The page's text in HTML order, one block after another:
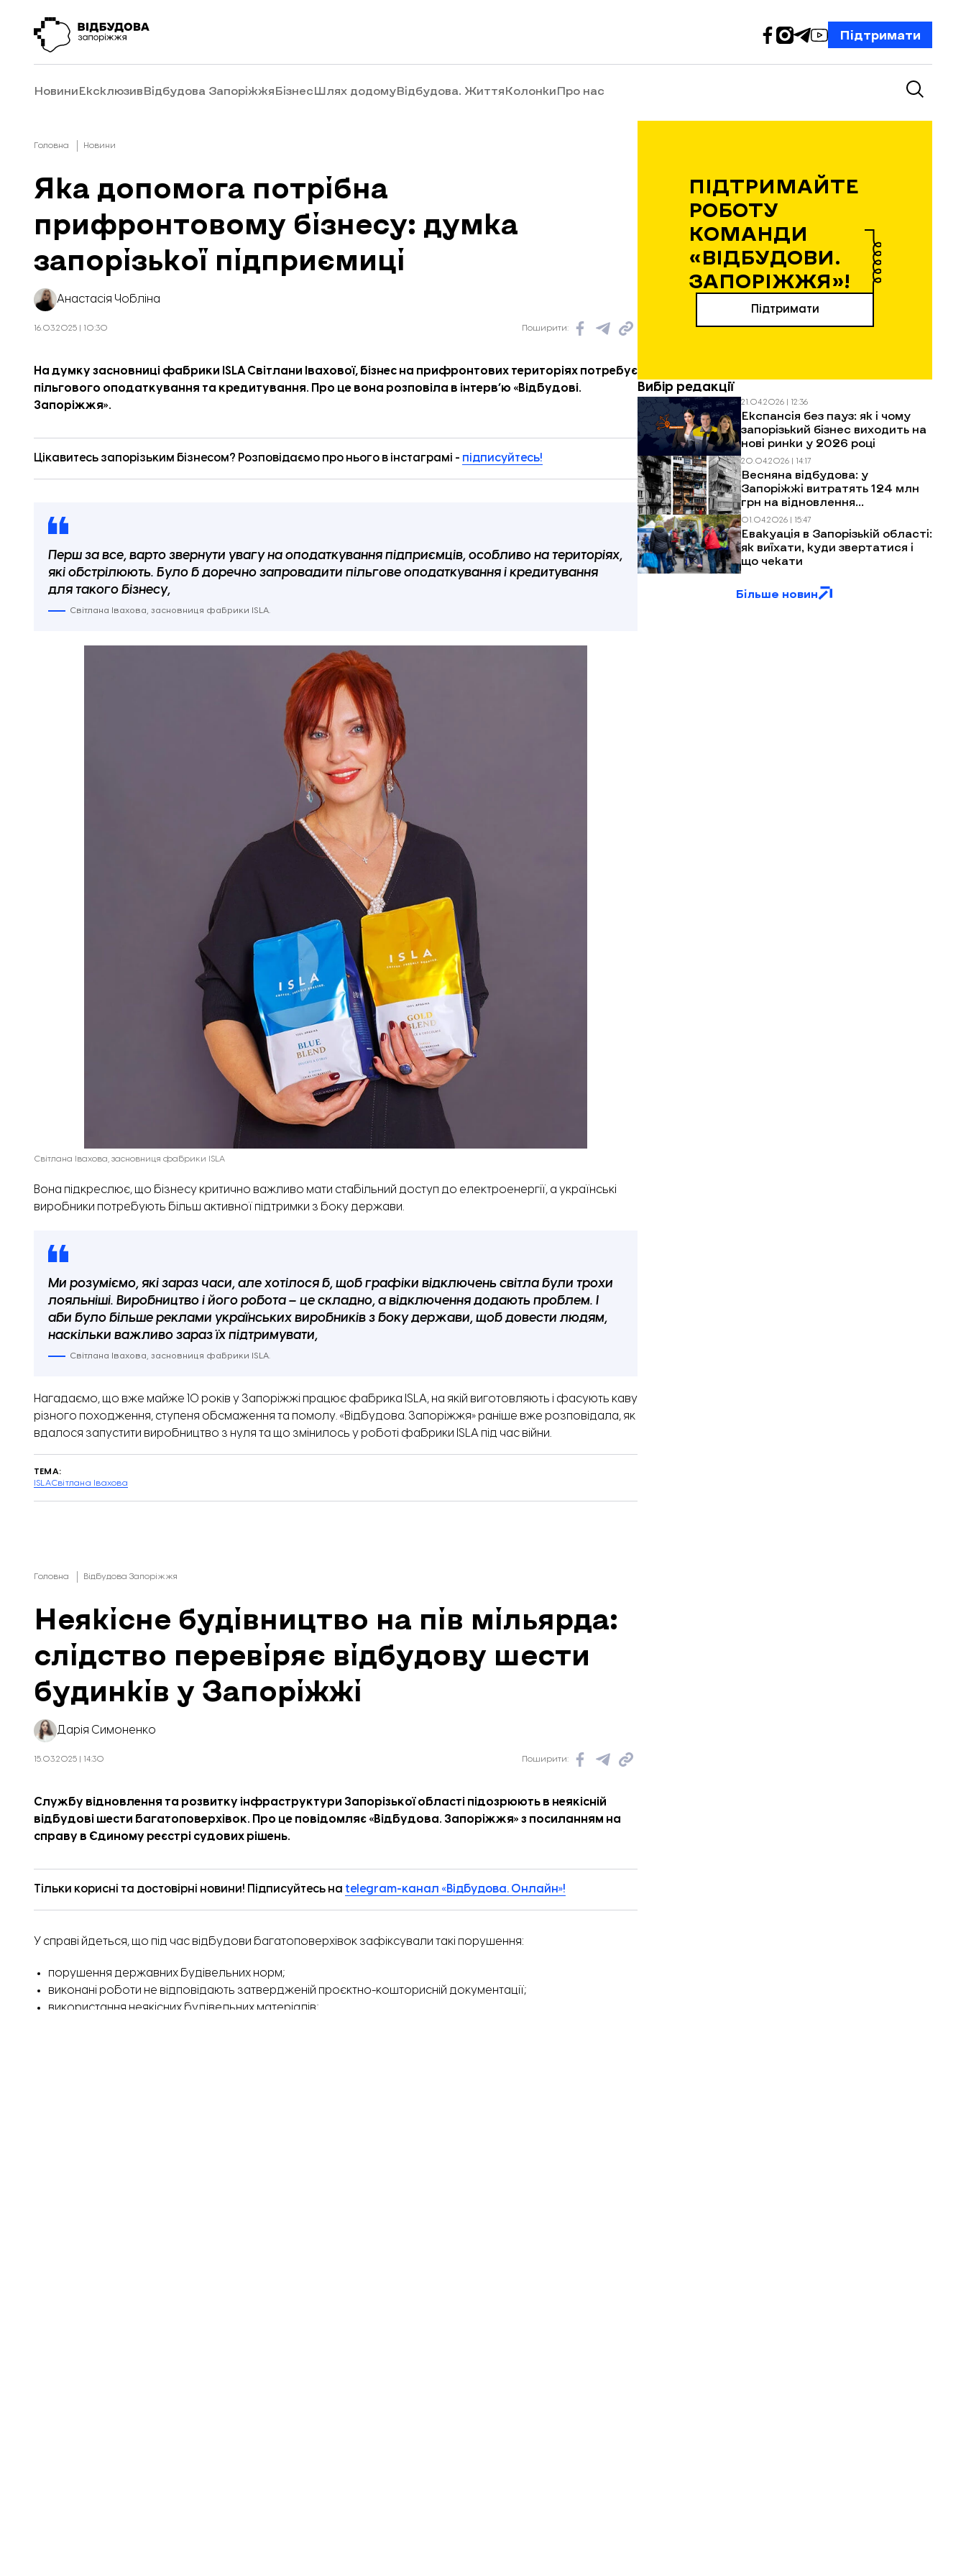
Підтримати
НовиниЕксклюзивВідбудова ЗапоріжжяБізнесШлях додомуВідбудова. ЖиттяКолонкиПро нас
Головна Новини
Яка допомога потрібна
прифронтовому бізнесу: думка
запорізької підприємиці
Анастасія Чобліна
16.03.2025 | 10:30 Поширити:
На думку засновниці фабрики ISLA Світлани Івахової, бізнес на прифронтових територіях потребує
пільгового оподаткування та кредитування. Про це вона розповіла в інтерв’ю «Відбудові.
Запоріжжя».
Цікавитесь запорізьким бізнесом? Розповідаємо про нього в інстаграмі - підписуйтесь!
Перш за все, варто звернути увагу на оподаткування підприємців, особливо на територіях,
які обстрілюють. Було б доречно запровадити пільгове оподаткування і кредитування
для такого бізнесу,
Світлана Івахова, засновниця фабрики ISLA.
Світлана Івахова, засновниця фабрики ISLA
Вона підкреслює, що бізнесу критично важливо мати стабільний доступ до електроенергії, а українські
виробники потребують більш активної підтримки з боку держави.
Ми розуміємо, які зараз часи, але хотілося б, щоб графіки відключень світла були трохи
лояльніші. Виробництво і його робота – це складно, а відключення додають проблем. І
аби було більше реклами українських виробників з боку держави, щоб довести людям,
наскільки важливо зараз їх підтримувати,
Світлана Івахова, засновниця фабрики ISLA.
Нагадаємо, що вже майже 10 років у Запоріжжі працює фабрика ISLA, на якій виготовляють і фасують каву
різного походження, ступеня обсмаження та помолу. «Відбудова. Запоріжжя» раніше вже розповідала, як
вдалося запустити виробництво з нуля та що змінилось у роботі фабрики ISLA під час війни.
ТЕМА:
ISLAСвітлана Івахова
Головна Відбудова Запоріжжя
Неякісне будівництво на пів мільярда:
слідство перевіряє відбудову шести
будинків у Запоріжжі
Дарія Симоненко
15.03.2025 | 14:30 Поширити:
Службу відновлення та розвитку інфраструктури Запорізької області підозрюють в неякісній
відбудові шести багатоповерхівок. Про це повідомляє «Відбудова. Запоріжжя» з посиланням на
справу в Єдиному реєстрі судових рішень.
Тільки корисні та достовірні новини! Підписуйтесь на telegram-канал «Відбудова. Онлайн»!
У справі йдеться, що під час відбудови багатоповерхівок зафіксували такі порушення:
порушення державних будівельних норм;
виконані роботи не відповідають затвердженій проєктно-кошторисній документації;
використання неякісних будівельних матеріалів;
ПІДТРИМАЙТЕ
РОБОТУ
КОМАНДИ
«ВІДБУДОВИ.
ЗАПОРІЖЖЯ»!
Підтримати
Вибір редакції
21.04.2026 | 12:36
Експансія без пауз: як і чому
запорізький бізнес виходить на
нові ринки у 2026 році
20.04.2026 | 14:17
Весняна відбудова: у
Запоріжжі витратять 124 млн
грн на відновлення
багатоповерхівок після
обстрілів
01.04.2026 | 15:47
Евакуація в Запорізькій області:
як виїхати, куди звертатися і
що чекати
Більше новин